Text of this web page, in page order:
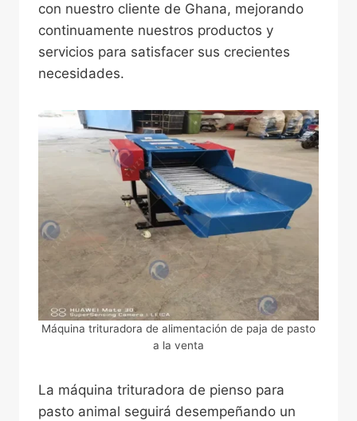
con nuestro cliente de Ghana, mejorando
continuamente nuestros productos y
servicios para satisfacer sus crecientes
necesidades.
Máquina trituradora de alimentación de paja de pasto
a la venta
La máquina trituradora de pienso para
pasto animal seguirá desempeñando un